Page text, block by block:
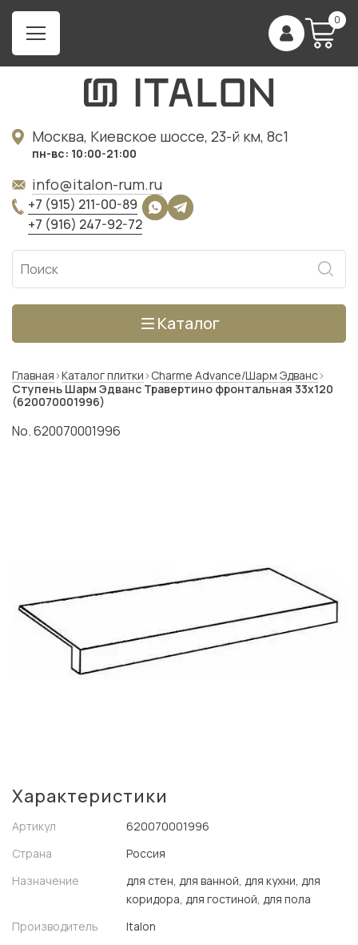
0
Москва, Киевское шоссе, 23-й км, 8с1
пн-вс: 10:00-21:00
info@italon-rum.ru
+7 (915) 211-00-89
+7 (916) 247-92-72
Каталог
Главная Каталог плитки Charme Advance/Шарм Эдванс
Ступень Шарм Эдванс Травертино фронтальная 33x120
(620070001996)
No. 620070001996
Характеристики
Артикул
620070001996
Страна
Россия
Назначение
для стен, для ванной, для кухни, для
коридора, для гостиной, для пола
Производитель
Italon